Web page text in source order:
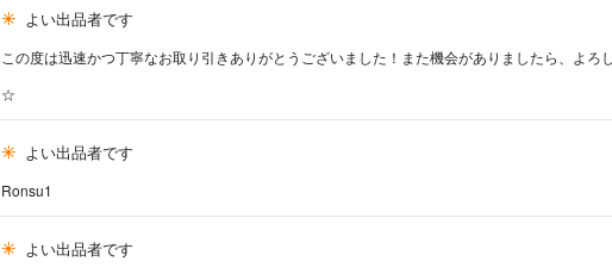
よい出品者です
この度は迅速かつ丁寧なお取り引きありがとうございました！また機会がありましたら、よろ
☆
よい出品者です
Ronsu1
よい出品者です